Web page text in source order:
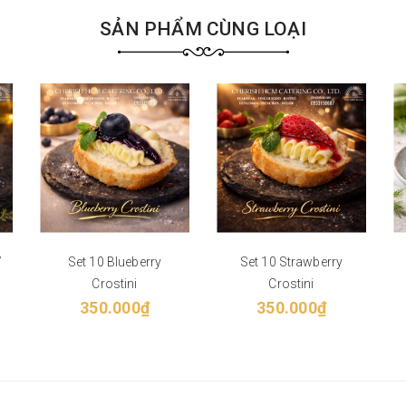
SẢN PHẨM CÙNG LOẠI
Set 10 Blueberry
Crostini
350.000₫
Set 10 Strawberry
Crostini
350.000₫